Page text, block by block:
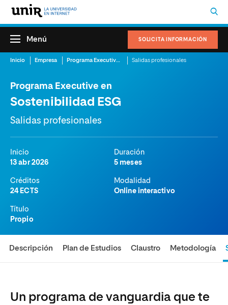
SOLICITA INFORMACIÓN
Menú
Inicio Empresa Programa Executive en Sostenibilidad ESG Salidas profesionales
Programa Executive en
Sostenibilidad ESG
Salidas profesionales
Inicio
13 abr 2026
Duración
5 meses
Créditos
24 ECTS
Modalidad
Online interactivo
Título
Propio
Descripción Plan de Estudios Claustro Metodología
Un programa de vanguardia que te